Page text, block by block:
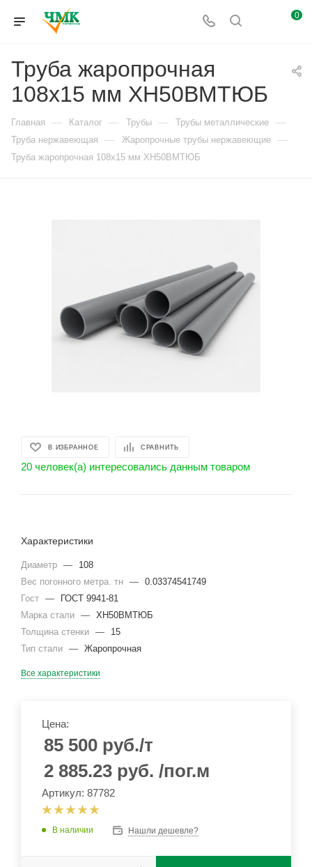
0
Труба жаропрочная
108х15 мм ХН50ВМТЮБ
Главная — Каталог — Трубы — Трубы металлические —
Труба нержавеющая — Жаропрочные трубы нержавеющие —
Труба жаропрочная 108х15 мм ХН50ВМТЮБ
В ИЗБРАННОЕ СРАВНИТЬ
20 человек(а) интересовались данным товаром
Характеристики
Диаметр —
108
Вес погонного метра. тн — 0.03374541749
Гост —
ГОСТ 9941-81
Марка стали — ХН50ВМТЮБ
Толщина стенки —
15
Тип стали — Жаропрочная
Все характеристики
Цена:
85 500 руб./т
2 885.23 руб. /пог.м
Артикул: 87782
В наличии Нашли дешевле?